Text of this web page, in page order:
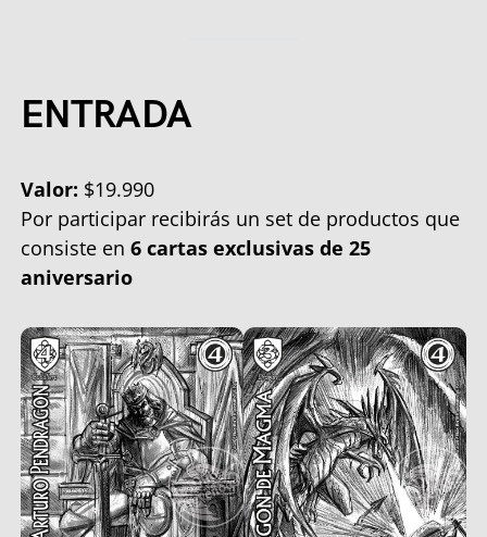
ENTRADA
Valor: $19.990
Por participar recibirás un set de productos que
consiste en 6 cartas exclusivas de 25
aniversario